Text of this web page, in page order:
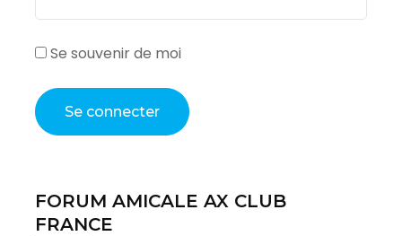
Se souvenir de moi
FORUM AMICALE AX CLUB
FRANCE